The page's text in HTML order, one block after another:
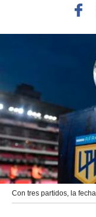
Con tres partidos, la